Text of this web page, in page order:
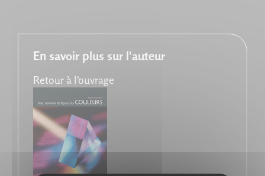
En savoir plus sur l'auteur
Retour à l'ouvrage